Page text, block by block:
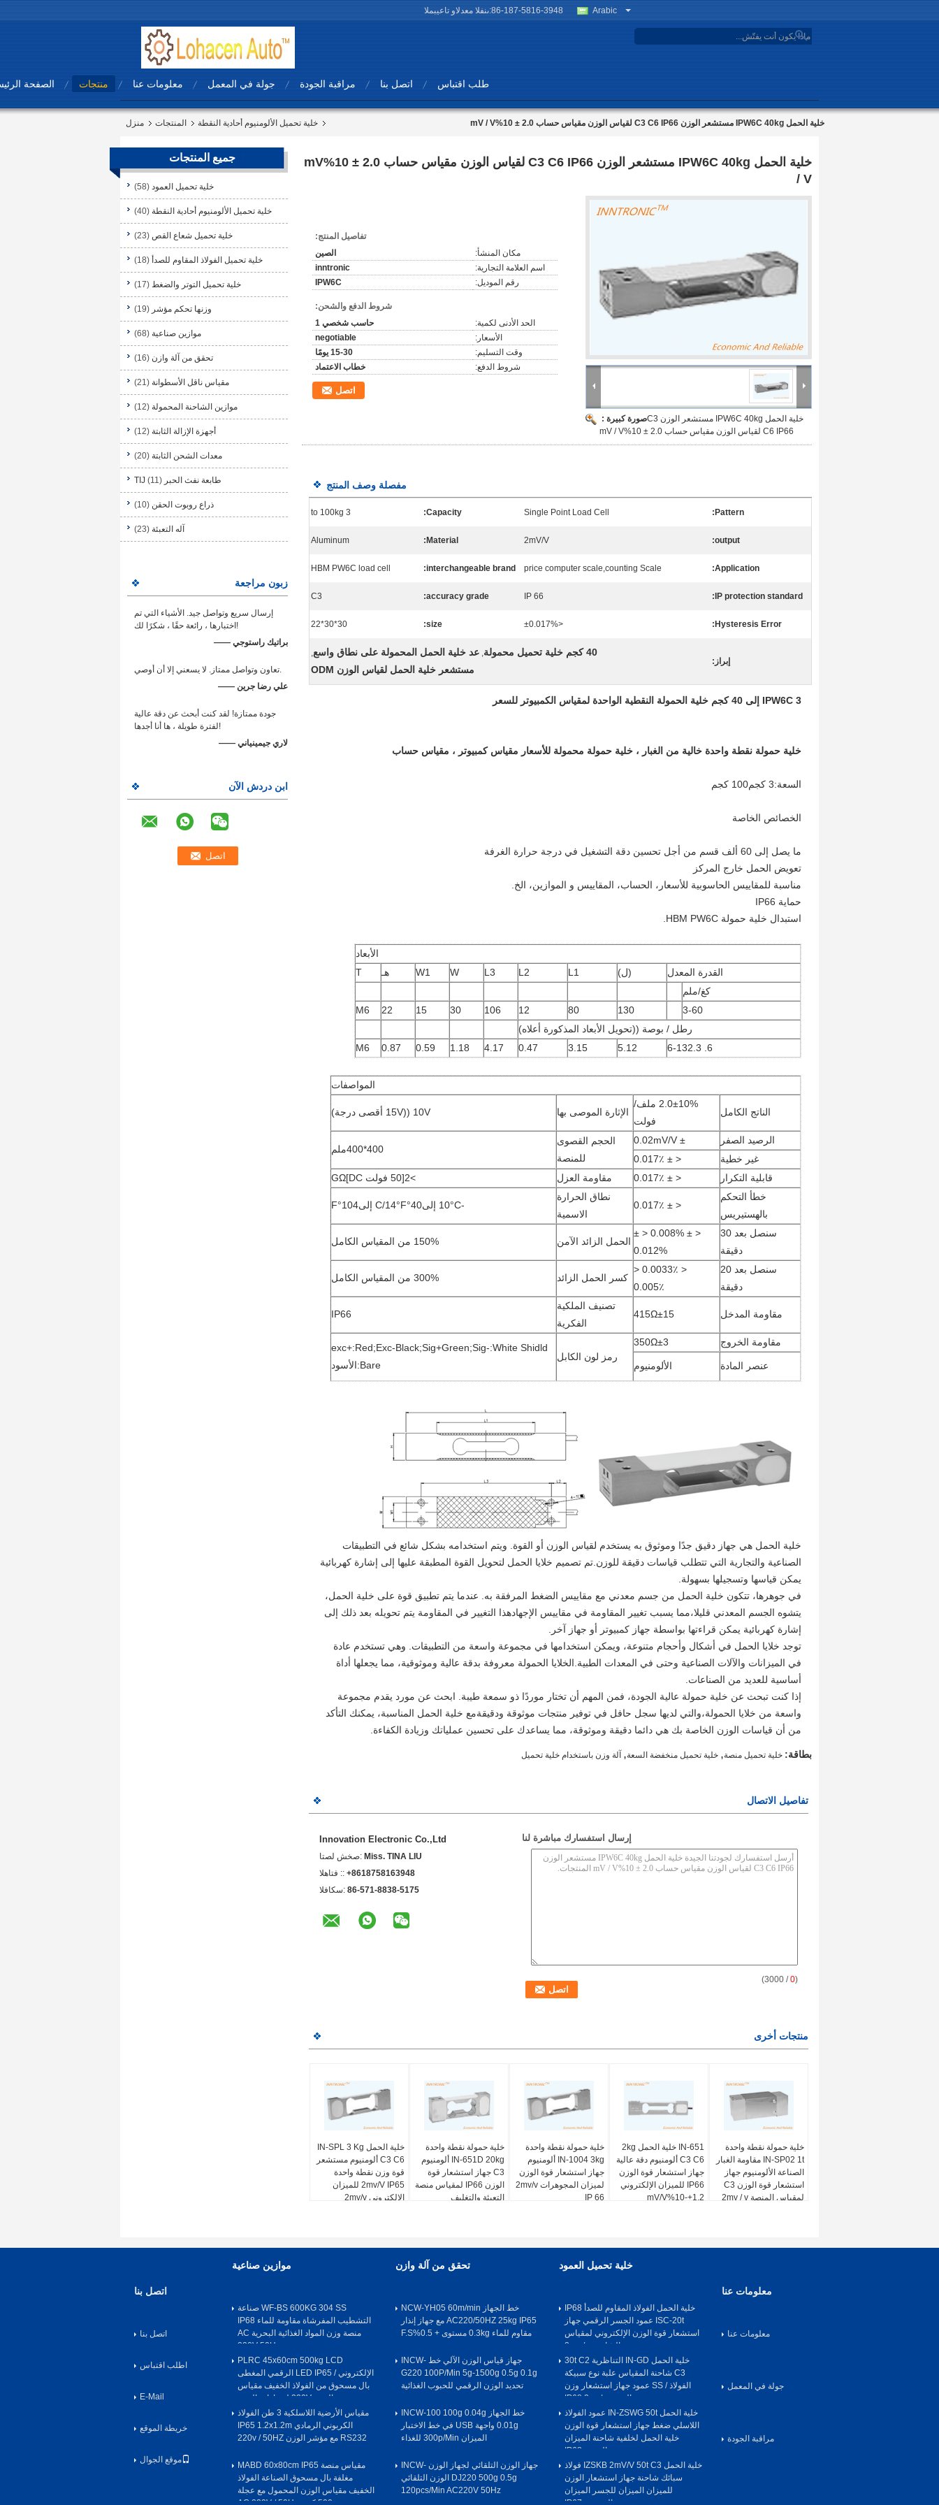
المبيعات والدعم الفنى:86-187-5816-3948 Arabic
search
الصفحة منتجات معلومات عنا جولة في المعمل مراقبة الجودة اتصل بنا طلب اقتباس
منزل المنتجات خلية تحميل الألومنيوم أحادية النقطة خلية الحمل IPW6C 40kg مستشعر الوزن C3 C6 IP66 لقياس الوزن مقياس حساب 2.0 ± 10%mV / V
جميع المنتجات
خلية تحميل العمود (58)
خلية تحميل الألومنيوم أحادية النقطة (40)
خلية تحميل شعاع القص (23)
خلية تحميل الفولاذ المقاوم للصدأ (18)
خلية تحميل التوتر والضغط (17)
وزنها تحكم مؤشر (19)
موازين صناعية (68)
تحقق من آلة وازن (16)
مقياس ناقل الأسطوانة (21)
موازين الشاحنة المحمولة (12)
أجهزة الإزالة الثابتة (12)
معدات الشحن الثابتة (20)
طابعة نفث الحبر TIJ (11)
ذراع روبوت الحقن (10)
آله التعبئة (23)
زبون مراجعة
إرسال سريع وتواصل جيد. الأشياء التي تم
اختبارها ، رائعة حقًا ، شكرًا لك!
—— براتيك راستوجي
تعاون وتواصل ممتاز. لا يسعني إلا أن أوصي.
—— علي رضا جرين
جودة ممتازة! لقد كنت أبحث عن دقة عالية
لفترة طويلة ، ها أنا أجدها!
—— لاري جيمينياني
ابن دردش الآن
خلية الحمل IPW6C 40kg مستشعر الوزن C3 C6 IP66 لقياس الوزن مقياس حساب 2.0 ± 10%mV
/ V
صورة كبيرة :خلية الحمل IPW6C 40kg مستشعر الوزن C3
C6 IP66 لقياس الوزن مقياس حساب 2.0 ± 10%mV / V
تفاصيل المنتج:
مكان المنشأ:
الصين
اسم العلامة التجارية:
inntronic
رقم الموديل:
IPW6C
شروط الدفع والشحن:
الحد الأدنى لكمية:
حاسب شخصي 1
الأسعار:
negotiable
وقت التسليم:
15-30 يومًا
شروط الدفع:
خطاب الاعتماد
اتصل
مفصلة وصف المنتج
Pattern:
Single Point Load Cell
Capacity:
3 to 100kg
output:
2mV/V
Material:
Aluminum
Application:
price computer scale,counting Scale
interchangeable brand:
HBM PW6C load cell
IP protection standard:
IP 66
accuracy grade:
C3
Hysteresis Error:
<±0.017%
size:
30*30*22
إبراز:
40 كجم خلية تحميل محمولة , عد خلية الحمل المحمولة على نطاق واسع,
مستشعر خلية الحمل لقياس الوزن ODM
IPW6C 3 إلى 40 كجم خلية الحمولة النقطية الواحدة لمقياس الكمبيوتر للسعر
خلية حمولة نقطة واحدة خالية من الغبار ، خلية حمولة محمولة للأسعار مقياس كمبيوتر ، مقياس حساب
السعة:3 كجم100 كجم
الخصائص الخاصة
ما يصل إلى 60 ألف قسم من أجل تحسين دقة التشغيل في درجة حرارة الغرفة
تعويض الحمل خارج المركز
مناسبة للمقاييس الحاسوبية للأسعار، الحساب، المقاييس و الموازين، الخ.
حماية IP66
استبدال خلية حمولة HBM PW6C.
الأبعاد
القدرة المعدل
(ل) L1
L2
L3
W
W1 هـ
T
كغ/ملم
3-60
130
80
12
106
30
15
22
M6
رطل / بوصة ((تحويل الأبعاد المذكورة أعلاه)
6. 6-132.3
5.12
3.15
0.47
4.17
1.18
0.59
0.87
M6
المواصفات
الناتج الكامل
2.0±10% ملف/
فولت
الإثارة الموصى بها 10V ((15V أقصى درجة)
الرصيد الصفر ± 0.02mV/V
الحجم القصوى
للمنصة
400*400ملم
غير خطية
< ± 0.017٪
قابلية التكرار
< ± 0.017٪ مقاومة العزل
>2[50 فولت DC]GΩ
خطأ التحكم
بالهستيريس
< ± 0.017٪
نطاق الحرارة
الاسمية
-10°C إلى40°C/14°F إلى104°F
سنصل بعد 30
دقيقة
< ± 0.008% < ±
0.012%
الحمل الزائد الآمن 150% من المقياس الكامل
سنصل بعد 20
دقيقة
< 0.0033٪ <
0.005٪
كسر الحمل الزائد 300% من المقياس الكامل
مقاومة المدخل 415Ω±15
تصنيف الملكية
الفكرية
IP66
مقاومة الخروج
350Ω±3
رمز لون الكابل
exc+:Red;Exc-Black;Sig+Green;Sig-:White Shidld
Bare:الأسود
عنصر المادة الألومنيوم
خلية الحمل هي جهاز دقيق جدًا وموثوق به يستخدم لقياس الوزن أو القوة. ويتم استخدامه بشكل شائع في التطبيقات
الصناعية والتجارية التي تتطلب قياسات دقيقة للوزن.تم تصميم خلايا الحمل لتحويل القوة المطبقة عليها إلى إشارة كهربائية
يمكن قياسها وتسجيلها بسهولة.
في جوهرها، تتكون خلية الحمل من جسم معدني مع مقاييس الضغط المرفقة به. عندما يتم تطبيق قوة على خلية الحمل،
يتشوه الجسم المعدني قليلا،مما يسبب تغيير المقاومة في مقاييس الإجهادهذا التغيير في المقاومة يتم تحويله بعد ذلك إلى
إشارة كهربائية يمكن قراءتها بواسطة جهاز كمبيوتر أو جهاز آخر.
توجد خلايا الحمل في أشكال وأحجام متنوعة، ويمكن استخدامها في مجموعة واسعة من التطبيقات. وهي تستخدم عادة
في الميزانات والآلات الصناعية وحتى في المعدات الطبية.الخلايا الحمولة معروفة بدقة عالية وموثوقية، مما يجعلها أداة
أساسية للعديد من الصناعات.
إذا كنت تبحث عن خلية حمولة عالية الجودة، فمن المهم أن تختار موردًا ذو سمعة طيبة. ابحث عن مورد يقدم مجموعة
واسعة من خلايا الحمولة،والتي لديها سجل حافل في توفير منتجات موثوقة ودقيقةمع خلية الحمل المناسبة، يمكنك التأكد
من أن قياسات الوزن الخاصة بك هي دائما دقيقة وموثوقة، مما يساعدك على تحسين عملياتك وزيادة الكفاءة.
بطاقة: خلية تحميل منصة, خلية تحميل منخفضة السعة, آلة وزن باستخدام خلية تحميل
تفاصيل الاتصال
Innovation Electronic Co.,Ltd
اتصل شخص: Miss. TINA LIU
الهاتف :: +8618758163948
الفاكس: 86-571-8838-5175
إرسال استفسارك مباشرة لنا
(
0
/ 3000)
منتجات أخرى
خلية الحمل IN-SPL 3 Kg
C3 C6 ألومنيوم مستشعر
قوة وزن نقطة واحدة
2mv/V IP65 للميزان
الإلكتروني 2mv/v
خلية حمولة نقطة واحدة
IN-651D 20kg ألومنيوم
C3 جهاز استشعار قوة
الوزن IP66 لمقياس منصة
التعبئة والتغليف
خلية حمولة نقطة واحدة
IN-1004 3kg ألومنيوم
جهاز استشعار قوة الوزن
لميزان المجوهرات 2mv/v
IP 66
IN-651 خلية الحمل 2kg
C3 C6 ألومنيوم دقة عالية
جهاز استشعار قوة الوزن
IP66 للميزان الإلكتروني
1.2+-10%mV/V
خلية حمولة نقطة واحدة
IN-SP02 1t مقاومة الغبار
الصناعة الألومنيوم جهاز
استشعار قوة الوزن C3
لمقياس المنصة 2mv / v
معلومات عنا
معلومات عنا
جولة في المعمل
مراقبة الجودة
خلية تحميل العمود
خلية الحمل الفولاذ المقاوم للصدأ IP68
ISC-20t عمود الجسر الرقمي جهاز
استشعار قوة الوزن الإلكتروني لمقياس
الشاحنة 2mv / v
خلية الحمل IN-GD التناظرية 30t C2
C3 شاحنة المقياس علبة نوع سبيكة
الفولاذ / SS عمود جهاز استشعار وزن
الجسر IP68 2mv/v
خلية الحمل IN-ZSWG 50t عمود الفولاذ
اللاسلي ضغط جهاز استشعار قوة الوزن
خلية الحمل لخلفية شاحنة الميزان
الجسر IP68
خلية الحمل IZSKB 2mV/V 50t C3 فولاذ
سبائك شاحنة جهاز استشعار الوزن
للميزان الميزان للجسر الميزان
الموزون IP67
تحقق من آلة وازن
خط الجهاز NCW-YH05 60m/min
AC220/50HZ 25kg IP65 مع جهاز إنذار
مقاوم للماء 0.3kg مستوى + 0.5%F.S
جهاز قياس الوزن الآلي خط INCW-
G220 100P/Min 5g-1500g 0.5g 0.1g
تحديد الوزن الرقمي للحبوب الغذائية
خط الجهاز INCW-100 100g 0.04g
0.01g واجهة USB في خط الاختبار
الميزان 300p/Min للغذاء
جهاز الوزن التلقائي لجهاز الوزن INCW-
DJ220 500g 0.5g الوزن التلقائي
120pcs/Min AC220V 50Hz
موازين صناعية
WF-BS 600KG 304 SS صناعة
التشطيب المفرشاة مقاومة للماء IP68
منصة وزن المواد الغذائية البحرية AC
220V 50Hz
PLRC 45x60cm 500kg LCD
الإلكتروني / LED IP65 الرقمي المغطى
بال مسحوق من الفولاذ الخفيف مقياس
الوزن 220V لسيارات الوزن
مقياس الأرضية اللاسلكية 3 طن الفولاذ
الكربوني الرمادي IP65 1.2x1.2m
RS232 مع مؤشر الوزن 220v / 50HZ
مقياس منصة MABD 60x80cm IP65
مغلفة بال مسحوق الصناعة الفولاذ
الخفيف مقياس الوزن المحمول مع عجلة
500 كجم AC 220V / 50Hz
اتصل بنا
اتصل بنا
اطلب اقتباس
E-Mail
خريطة الموقع
موقع الجوال